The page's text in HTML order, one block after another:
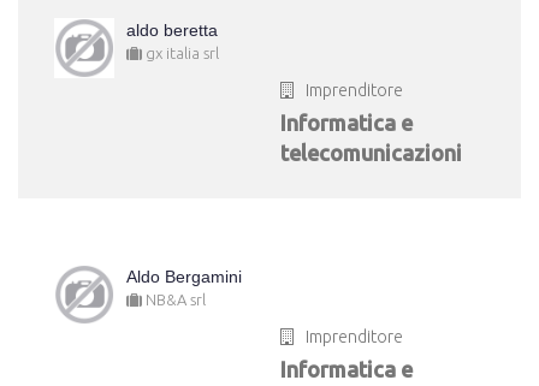
aldo beretta
gx italia srl
Imprenditore
Informatica e
telecomunicazioni
Aldo Bergamini
NB&A srl
Imprenditore
Informatica e